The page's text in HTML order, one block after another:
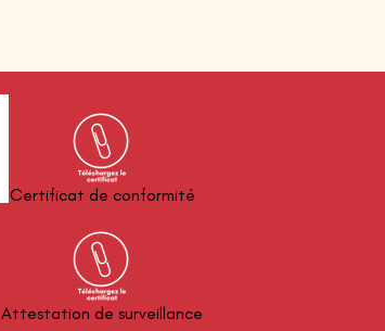
Certificat de conformité
Attestation de surveillance